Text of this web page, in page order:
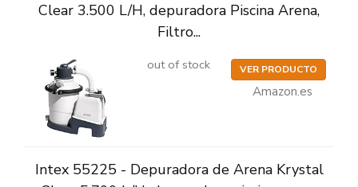
Clear 3.500 L/H, depuradora Piscina Arena,
Filtro...
out of stock VER PRODUCTO
Amazon.es
Intex 55225 - Depuradora de Arena Krystal